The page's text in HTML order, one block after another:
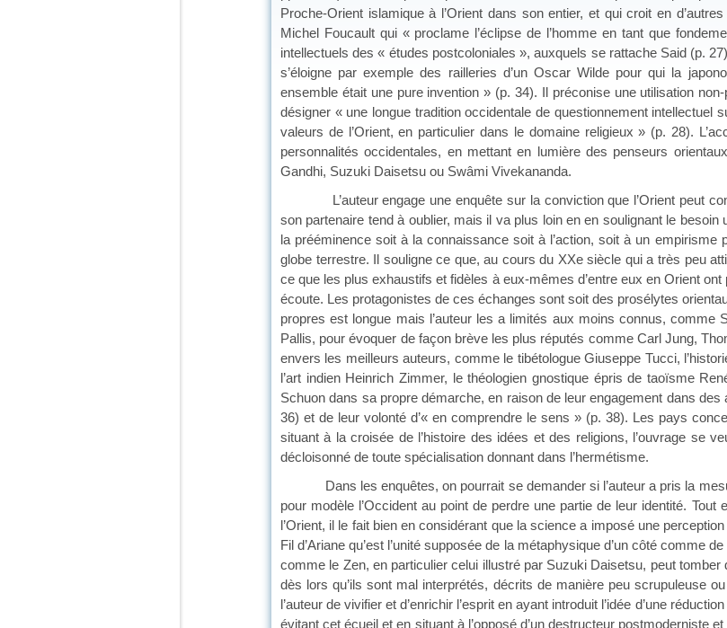
Proche-Orient islamique à l’Orient dans son entier, et qui croit en
Michel Foucault qui « proclame l’éclipse de l’homme en tant que
intellectuels des « études postcoloniales », auxquels se rattache Said (p.
s’éloigne par exemple des railleries d’un Oscar Wilde pour qui la
ensemble était une pure invention » (p. 34). Il préconise une utilisation
désigner « une longue tradition occidentale de questionnement
valeurs de l’Orient, en particulier dans le domaine religieux » (p. 28).
personnalités occidentales, en mettant en lumière des penseurs
Gandhi, Suzuki Daisetsu ou Swâmi Vivekananda.
L’auteur engage une enquête sur la conviction que l’Orient peut
son partenaire tend à oublier, mais il va plus loin en en soulignant le
la prééminence soit à la connaissance soit à l’action, soit à un
globe terrestre. Il souligne ce que, au cours du XXe siècle qui a très peu
ce que les plus exhaustifs et fidèles à eux-mêmes d’entre eux en Orient
écoute. Les protagonistes de ces échanges sont soit des prosélytes
propres est longue mais l’auteur les a limités aux moins connus,
Pallis, pour évoquer de façon brève les plus réputés comme Carl Jung,
envers les meilleurs auteurs, comme le tibétologue Giuseppe Tucci,
l’art indien Heinrich Zimmer, le théologien gnostique épris de taoïsme
Schuon dans sa propre démarche, en raison de leur engagement dans
36) et de leur volonté d’« en comprendre le sens » (p. 38). Les pays
situant à la croisée de l’histoire des idées et des religions, l’ouvrage se
décloisonné de toute spécialisation donnant dans l’hermétisme.
Dans les enquêtes, on pourrait se demander si l’auteur a pris la
pour modèle l’Occident au point de perdre une partie de leur identité.
l’Orient, il le fait bien en considérant que la science a imposé une
Fil d’Ariane qu’est l’unité supposée de la métaphysique d’un côté comme
comme le Zen, en particulier celui illustré par Suzuki Daisetsu, peut
dès lors qu’ils sont mal interprétés, décrits de manière peu scrupuleuse
l’auteur de vivifier et d’enrichir l’esprit en ayant introduit l’idée d’une
évitant cet écueil et en situant à l’opposé d’un destructeur postmoderniste